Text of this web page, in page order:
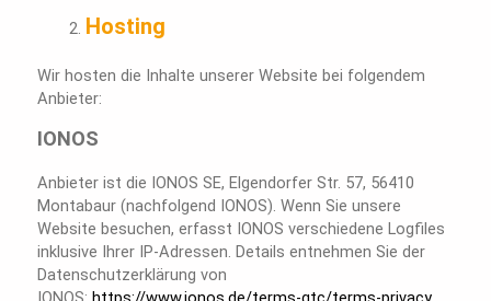
Hosting
Wir hosten die Inhalte unserer Website bei folgendem
Anbieter:
IONOS
Anbieter ist die IONOS SE, Elgendorfer Str. 57, 56410
Montabaur (nachfolgend IONOS). Wenn Sie unsere
Website besuchen, erfasst IONOS verschiedene Logfiles
inklusive Ihrer IP-Adressen. Details entnehmen Sie der
Datenschutzerklärung von